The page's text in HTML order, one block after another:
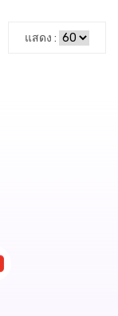
แสดง :